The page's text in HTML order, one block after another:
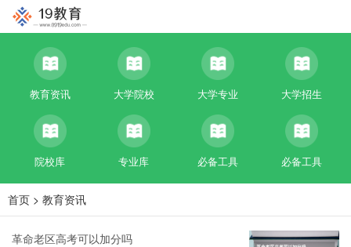
教育资讯 大学院校 大学专业 大学招生
院校库 专业库 必备工具 必备工具
首页 > 教育资讯
革命老区高考可以加分吗